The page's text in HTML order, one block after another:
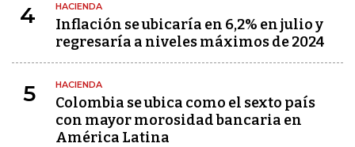
4 HACIENDA
Inflación se ubicaría en 6,2% en julio y
regresaría a niveles máximos de 2024
5 HACIENDA
Colombia se ubica como el sexto país
con mayor morosidad bancaria en
América Latina